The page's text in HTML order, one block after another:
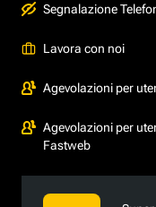
Segnalazione
Lavora con noi
Agevolazioni per
Agevolazioni per
Fastweb